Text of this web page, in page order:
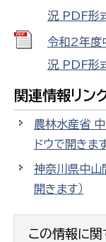
況 PDF形
令和2年度
況 PDF形
関連情報リン
農林水産省
ドウで開きます
神奈川県中山
開きます）
この情報に